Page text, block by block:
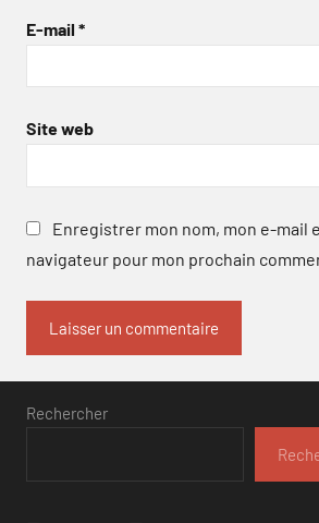
E-mail *
Site web
Enregistrer mon nom, mon e-mail
navigateur pour mon prochain
Rechercher